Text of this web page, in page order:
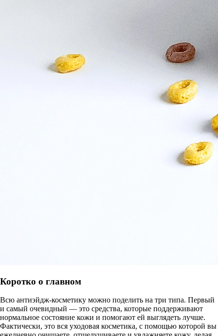
Коротко о главном
Всю антиэйдж-косметику можно поделить на три типа. Первый
и самый очевидный — это средства, которые поддерживают
нормальное состояние кожи и помогают ей выглядеть лучше.
Фактически, это вся уходовая косметика, с помощью которой вы